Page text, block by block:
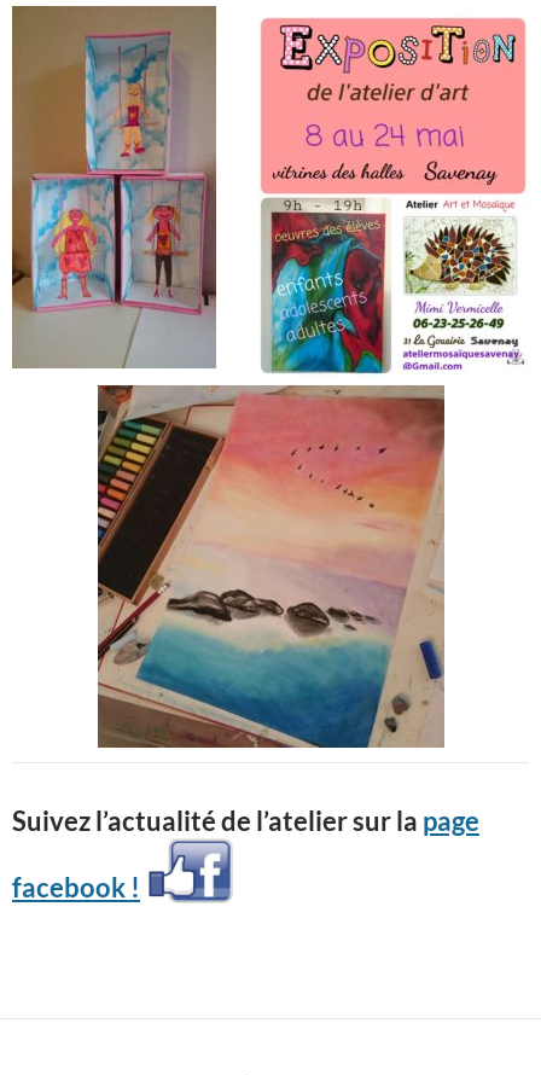
Suivez l’actualité de l’atelier sur la page
facebook !